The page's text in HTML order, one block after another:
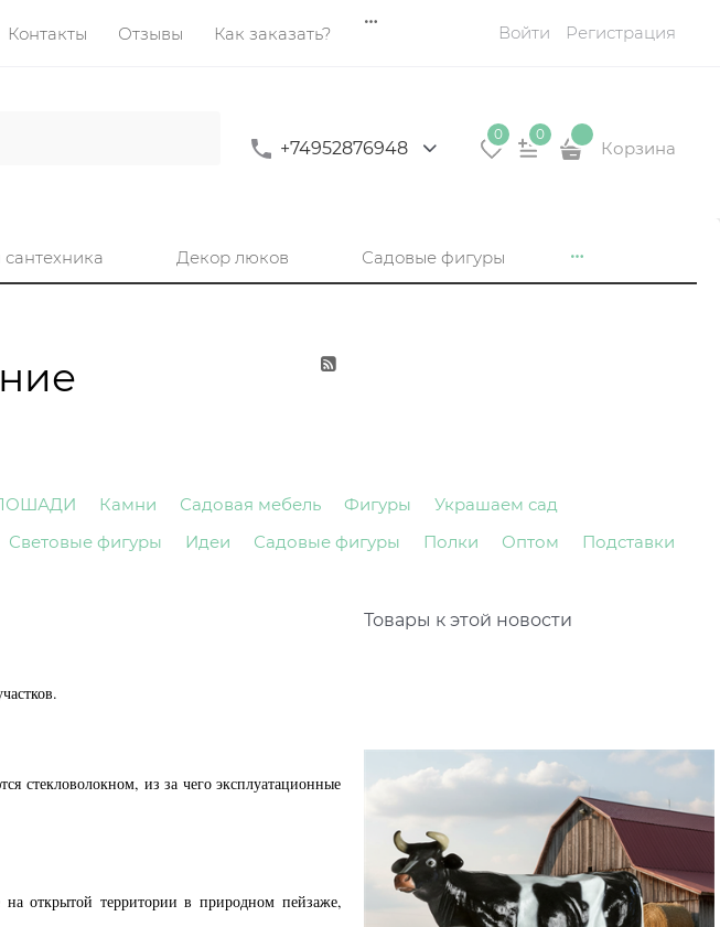
Контакты Отзывы Как заказать? Войти Регистрация
+74952876948
0 0
Корзина
Декор люков Садовые фигуры
Камни Садовая мебель Фигуры
Украшаем сад
Световые фигуры Идеи Садовые фигуры Полки Оптом
Подставки
стекловолокном, из за чего эксплуатационные
открытой территории в природном пейзаже,
Товары к этой новости